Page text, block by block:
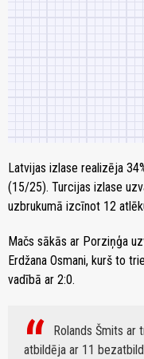
Latvijas izlase realizēja
(15/25). Turcijas izlase
uzbrukumā izcīnot 12
Mačs sākās ar Porziņģa
Erdžana Osmani, kurš to
vadībā ar 2:0.
Rolands Šmits ar
atbildēja ar 11